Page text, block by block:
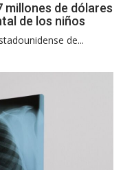
millones de dólares
de los niños
de...